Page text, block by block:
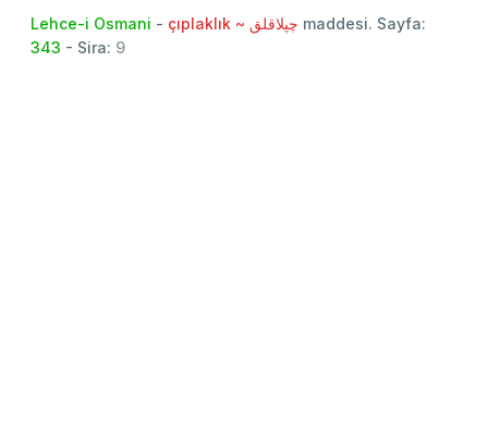
Lehce-i Osmani - çıplaklık ~ چپلاقلق maddesi. Sayfa:
343 - Sira: 9